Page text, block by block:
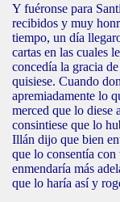
Y fuéronse para
recibidos y muy
tiempo, un día
cartas en las cuales
concedía la gracia
quisiese. Cuando
apremiadamente lo
merced que lo diese
consintiese que lo
Illán dijo que bien
que lo consentía con
enmendaría más
que lo haría así y